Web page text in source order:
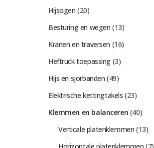
Hijsogen (20)
Besturing en wegen (13)
Kranen en traversen (16)
Heftruck toepassing (3)
Hijs en sjorbanden (49)
Elektrische kettingtakels (23)
Klemmen en balanceren (40)
Verticale platenklemmen (13)